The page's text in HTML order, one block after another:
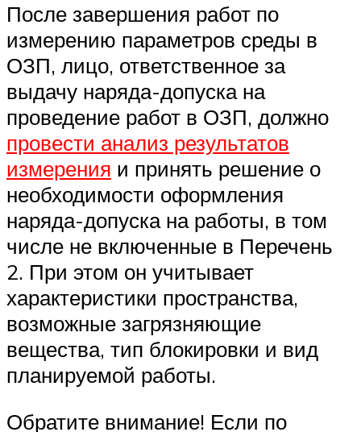
После завершения работ по
измерению параметров среды в
ОЗП, лицо, ответственное за
выдачу наряда-допуска на
проведение работ в ОЗП, должно
провести анализ результатов
измерения и принять решение о
необходимости оформления
наряда-допуска на работы, в том
числе не включенные в Перечень
2. При этом он учитывает
характеристики пространства,
возможные загрязняющие
вещества, тип блокировки и вид
планируемой работы.
Обратите внимание! Если по